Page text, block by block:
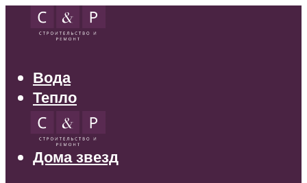
Вода
Тепло
Электрика
Свет
Дома звезд